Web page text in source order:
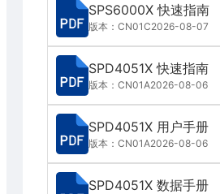
SPS6000X 快速指南
版本：CN01C2026-08-07
SPD4051X 快速指南
版本：CN01A2026-08-06
SPD4051X 用户手册
版本：CN01A2026-08-06
SPD4051X 数据手册